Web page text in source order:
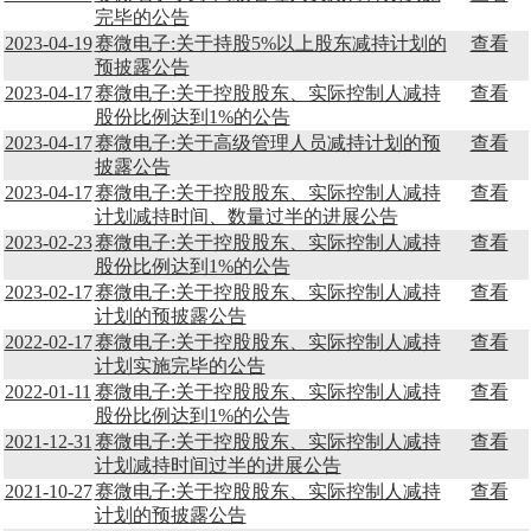
完毕的公告
2023-04-19赛微电子:关于持股5%以上股东减持计划的
预披露公告
查看
2023-04-17赛微电子:关于控股股东、实际控制人减持
股份比例达到1%的公告
查看
2023-04-17赛微电子:关于高级管理人员减持计划的预
披露公告
查看
2023-04-17赛微电子:关于控股股东、实际控制人减持
计划减持时间、数量过半的进展公告
查看
2023-02-23赛微电子:关于控股股东、实际控制人减持
股份比例达到1%的公告
查看
2023-02-17赛微电子:关于控股股东、实际控制人减持
计划的预披露公告
查看
2022-02-17赛微电子:关于控股股东、实际控制人减持
计划实施完毕的公告
查看
2022-01-11 赛微电子:关于控股股东、实际控制人减持
股份比例达到1%的公告
查看
2021-12-31 赛微电子:关于控股股东、实际控制人减持
计划减持时间过半的进展公告
查看
2021-10-27赛微电子:关于控股股东、实际控制人减持
计划的预披露公告
查看